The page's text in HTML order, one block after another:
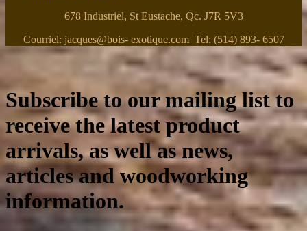
678 Industriel, St Eustache, Qc. J7R 5V3
Courriel: jacques@bois- exotique.com Tel: (514) 893- 6507
Subscribe to our mailing list to
receive the latest product
arrivals, as well as news,
articles and woodworking
information.